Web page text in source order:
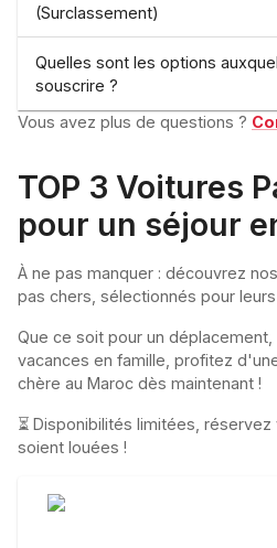
(Surclassement)
Quelles sont les options
souscrire ?
Vous avez plus de questions ?
TOP 3 Voitures
pour un séjour
À ne pas manquer : découvrez
pas chers, sélectionnés pour
Que ce soit pour un
vacances en famille, profitez
chère au Maroc dès maintenant !
⏳ Disponibilités limitées, réservez
soient louées !